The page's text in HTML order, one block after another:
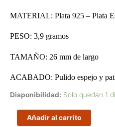
MATERIAL: Plata 925 – Plata
PESO: 3,9 gramos
TAMAÑO: 26 mm de largo
ACABADO: Pulido espejo y
Disponibilidad: Solo quedan 1
Pendientes
de
Añadir al carrito